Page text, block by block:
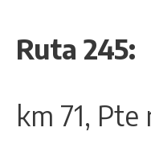
Ruta 245:
km 71,